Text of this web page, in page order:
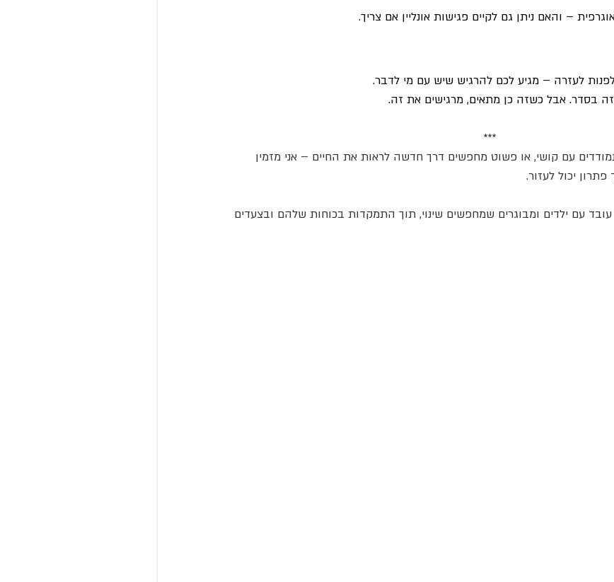
– והאם ניתן גם לקיים פגישות אונליין אם צריך.
לעזרה – מגיע לכם להרגיש שיש עם מי לדבר.
בסדר. אבל כשזה כן מתאים, מרגישים את זה.
***
עם קושי, או פשוט מחפשים דרך חדשה לראות את החיים – אני מזמין
יכול לעזור.
עובד עם ילדים ומבוגרים שמחפשים שינוי, תוך התמקדות בכוחות שלהם ובצעדים